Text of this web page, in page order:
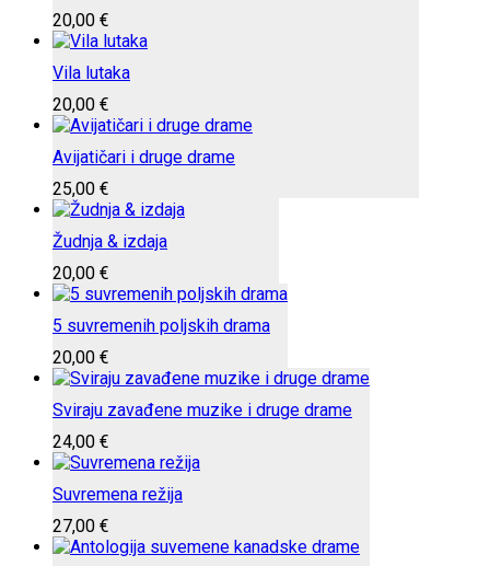
20,00 €
Vila lutaka
20,00 €
Avijatičari i druge drame
25,00 €
Žudnja & izdaja
20,00 €
5 suvremenih poljskih drama
20,00 €
Sviraju zavađene muzike i druge drame
24,00 €
Suvremena režija
27,00 €